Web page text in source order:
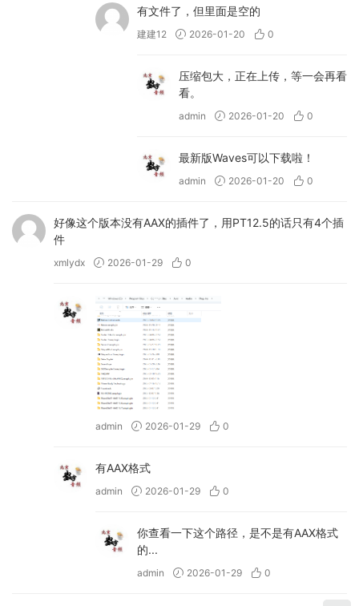
(https://www.waves.com/plugins/flow-
motion-fm-synth) 中的问题：在基于 Intel 的
会导致宿主崩溃。
– 修复了 [Cosmos]
(https://www.waves.com/plugins/cosmos-
但时间拉伸关闭时，循环将不会进行时间拉
(https://www.waves.com/plugins/intrigger-
drum-replacer) 中的以下问题：
– 当加载已保存且“暂停检测”设置为“开启”且检
活状态。
– 当图表上显示低电平打击时，允许/阻止播放
按钮将显示在图表上。
– 已修复 [Spherix Immersive Compressor &
(https://www.waves.com/plugins/spherix-
题：已修正 Pro Tools 中 7.1.4 声道路由顺序。
– 包含 Waves Patcher 15.9 U2B – GUISEPPE
– 包含 Waves Ultimate 2025.3-VR
有文件了，但里面是空的
建建12 2026-01-20 0
压缩包大，正在上传，等一会再看
看。
admin 2026-01-20 0
最新版Waves可以下载啦！
admin 2026-01-20 0
好像这个版本没有AAX的插件了，用PT12.5的话只有4个插
件
xmlydx 2026-01-29 0
admin 2026-01-29 0
有AAX格式
admin 2026-01-29 0
你查看一下这个路径，是不是有AAX格式
的...
admin 2026-01-29 0